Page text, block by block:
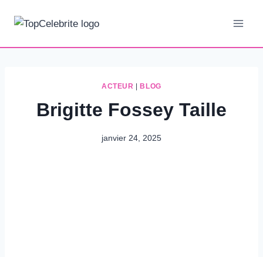
ACTEUR BLOG
Brigitte Fossey Taille
janvier 24, 2025